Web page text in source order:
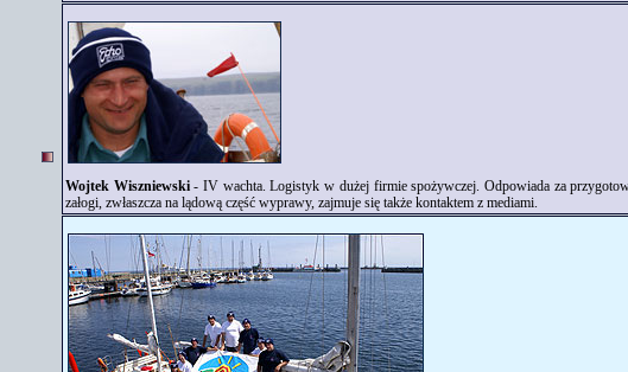
Wojtek Wiszniewski- IV wachta. Logistyk w dużej firmie spożywczej. Odpowiada za
załogi, zwłaszcza na lądową część wyprawy, zajmuje się także kontaktem z mediami.